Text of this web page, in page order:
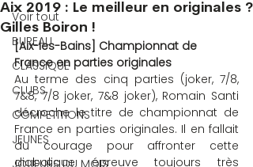
Voir tout
BUREAU
CLASSIQUE
CLUBS
COMPETITIONS
JEUNES
JOUEURS DU MOIS
Aix 2019 : Le meilleur en originales ?
Gilles Boiron !
[Aix-les-Bains] Championnat de
France en parties originales
Au terme des cinq parties (joker, 7/8,
7&8, 7/8 joker, 7&8 joker), Romain Santi
décroche le titre de championnat de
France en parties originales. Il en fallait
du courage pour affronter cette
diabolique épreuve toujours très